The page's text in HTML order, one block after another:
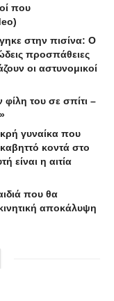
που
στην πισίνα: O
προσπάθειες
οι αστυνομικοί
του σε σπίτι –
γυναίκα που
κοντά στο
είναι η αιτία
που θα
αποκάλυψη